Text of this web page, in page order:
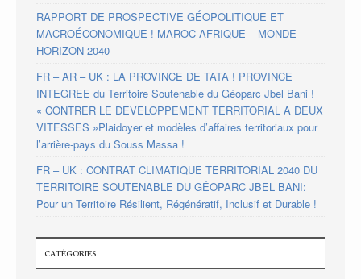
RAPPORT DE PROSPECTIVE GÉOPOLITIQUE ET
MACROÉCONOMIQUE ! MAROC-AFRIQUE – MONDE
HORIZON 2040
FR – AR – UK : LA PROVINCE DE TATA ! PROVINCE
INTEGREE du Territoire Soutenable du Géoparc Jbel Bani !
« CONTRER LE DEVELOPPEMENT TERRITORIAL A DEUX
VITESSES »Plaidoyer et modèles d’affaires territoriaux pour
l’arrière-pays du Souss Massa !
FR – UK : CONTRAT CLIMATIQUE TERRITORIAL 2040 DU
TERRITOIRE SOUTENABLE DU GÉOPARC JBEL BANI:
Pour un Territoire Résilient, Régénératif, Inclusif et Durable !
CATÉGORIES